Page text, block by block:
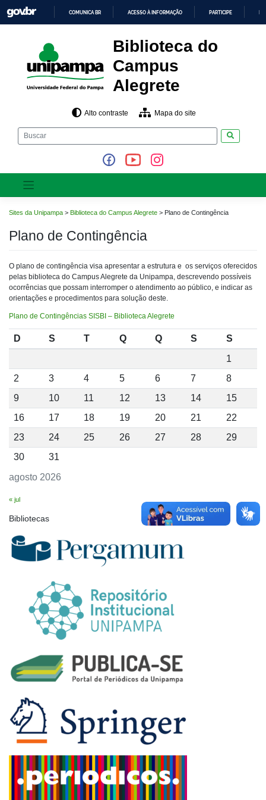
para
o
O
CONTEÚDO
COMUNICA BR ACESSO À INFORMAÇÃO PARTICIPE
Biblioteca do
Campus
Alegrete
Alto contraste Mapa do site
Sites da Unipampa > Biblioteca do Campus Alegrete > Plano de Contingência
Plano de Contingência
O plano de contingência visa apresentar a estrutura e os serviços oferecidos
pelas biblioteca do Campus Alegrete da Unipampa, descrevendo possíveis
ocorrências que possam interromper o atendimento ao público, e indicar as
orientações e procedimentos para solução deste.
Plano de Contingências SISBI – Biblioteca Alegrete
agosto 2026
D S T Q Q S
S
1
2
3 4 5 6 7
8
9
10 11 12 13 14
15
16
17 18 19 20 21
22
23
24 25 26 27 28
29
30
31
« jul
Bibliotecas